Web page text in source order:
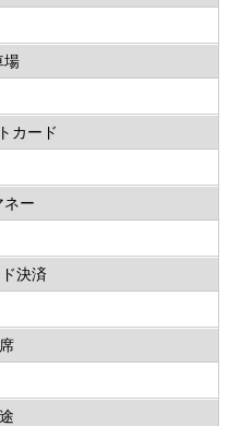
場
カード
ネー
決済